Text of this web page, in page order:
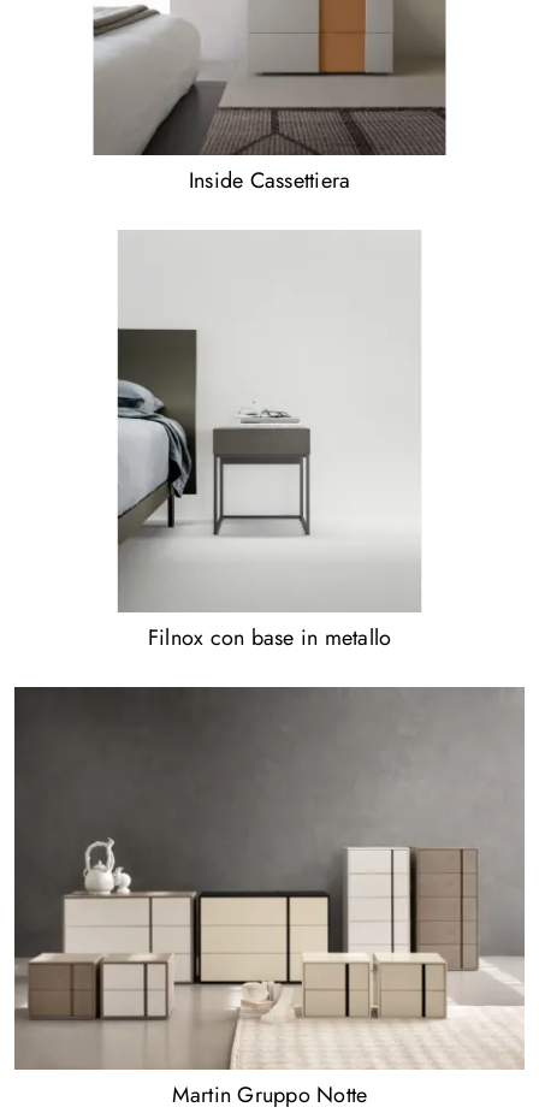
Inside Cassettiera
Filnox con base in metallo
Martin Gruppo Notte